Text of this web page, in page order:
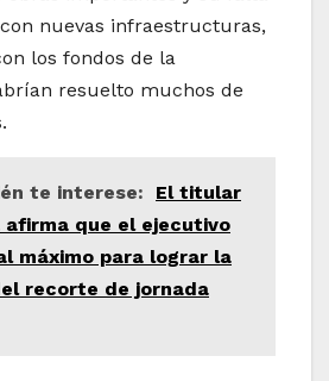
nuevas infraestructuras,
los fondos de la
resuelto muchos de
te interese:
El titular
afirma que el ejecutivo
máximo para lograr la
recorte de jornada